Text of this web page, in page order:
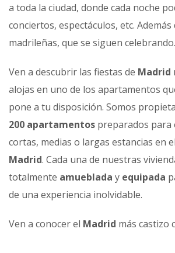
a toda la ciudad, donde cada noche
conciertos, espectáculos, etc.
madrileñas, que se siguen celebrando.
Ven a descubrir las fiestas de Madrid
alojas en uno de los apartamentos
pone a tu disposición. Somos
200 apartamentos preparados para
cortas, medias o largas estancias en
Madrid. Cada una de nuestras
totalmente amueblada y equipada
de una experiencia inolvidable.
Ven a conocer el Madrid más castizo